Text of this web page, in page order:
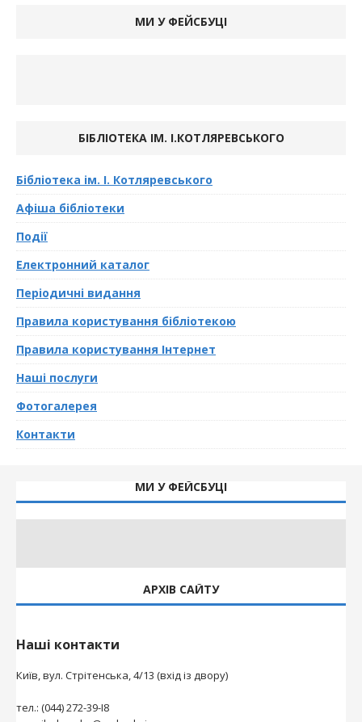
МИ У ФЕЙСБУЦІ
БІБЛІОТЕКА ІМ. І.КОТЛЯРЕВСЬКОГО
Бібліотека ім. І. Котляревського
Афіша бібліотеки
Події
Електронний каталог
Періодичні видання
Правила користування бібліотекою
Правила користування Інтернет
Наші послуги
Фотогалерея
Контакти
МИ У ФЕЙСБУЦІ
АРХІВ САЙТУ
Наші контакти
Київ, вул. Стрітенська, 4/13 (вхід із двору)
тел.: (044) 272-39-І8